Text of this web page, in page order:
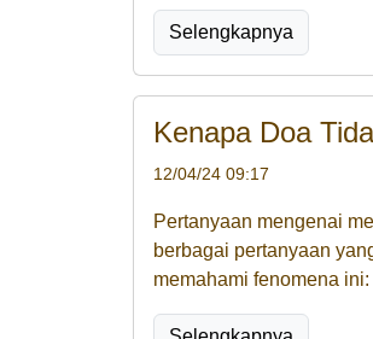
Selengkapnya
Kenapa Doa
12/04/24 09:17
Pertanyaan mengenai
berbagai pertanyaan
memahami fenomena ini: